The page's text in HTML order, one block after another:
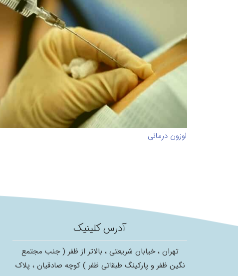
اوزون درمانی
آدرس کلینیک
تهران ، خیابان شریعتی ، بالاتر از ظفر ( جنب مجتمع
نگین ظفر و پارکینگ طبقاتی ظفر ) کوچه صادقیان ، پلاک